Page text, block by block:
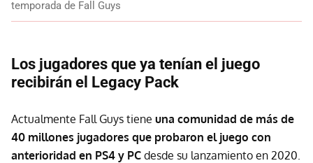
temporada de Fall Guys
Los jugadores que ya tenían el juego
recibirán el Legacy Pack
Actualmente Fall Guys tiene una comunidad de más de
40 millones jugadores que probaron el juego con
anterioridad en PS4 y PC desde su lanzamiento en 2020.